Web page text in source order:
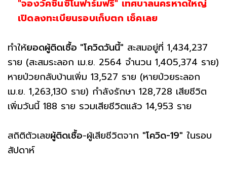
"จองวัคซีนซิโนฟาร์มฟรี" เทศบาลนครหาดใหญ่
เปิดลงทะเบียนรอบเก็บตก เช็คเลย
ทำให้ยอดผู้ติดเชื้อ "โควิดวันนี้" สะสมอยู่ที่ 1,434,237
ราย (สะสมระลอก เม.ย. 2564 จำนวน 1,405,374 ราย)
หายป่วยกลับบ้านเพิ่ม 13,527 ราย (หายป่วยระลอก
เม.ย. 1,263,130 ราย) กำลังรักษา 128,728 เสียชีวิต
เพิ่มวันนี้ 188 ราย รวมเสียชีวิตแล้ว 14,953 ราย
สถิติตัวเลขผู้ติดเชื้อ-ผู้เสียชีวิตจาก "โควิด-19" ในรอบ
สัปดาห์